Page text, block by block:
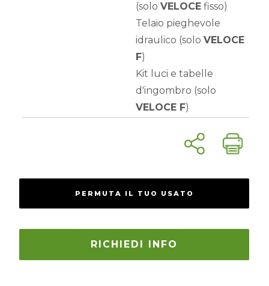
PERMUTA IL TUO USATO
RICHIEDI INFO
(solo VELOCE fisso)
Telaio pieghevole
idraulico (solo VELOCE
F)
Kit luci e tabelle
d'ingombro (solo
VELOCE F)